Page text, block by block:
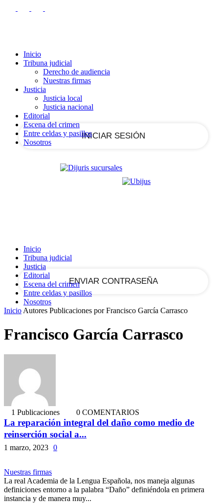
Inicio
Tribuna judicial
Derecho de audiencia
Nuestras firmas
Justicia
Justicia local
Justicia nacional
Editorial
Escena del crimen
Entre celdas y pasillos
Nosotros
tu contraseña
Inicio
Tribuna judicial
Justicia
Editorial
Escena del crimen
Entre celdas y pasillos
Nosotros
Inicio Autores Publicaciones por Francisco García Carrasco
Francisco García Carrasco
1 Publicaciones 0 COMENTARIOS
La reparación integral del daño como medio de
reinserción social a...
1 marzo, 2023 0
Nuestras firmas
La real Academia de la Lengua Española, nos maneja algunas
definiciones entorno a la palabra “Daño” definiéndola en primera
instancia y de manera muy...